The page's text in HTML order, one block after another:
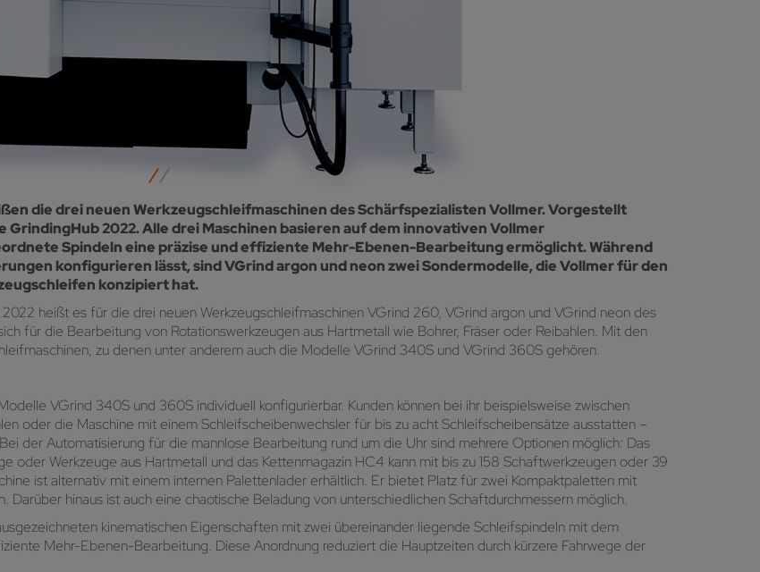
die drei neuen Werkzeugschleifmaschinen des Schärfspezialisten Vollmer. Vorgestellt
2022. Alle drei Maschinen basieren auf dem innovativen Vollmer
Spindeln eine präzise und effiziente Mehr-Ebenen-Bearbeitung ermöglicht. Während
konfigurieren lässt, sind VGrind argon und neon zwei Sondermodelle, die Vollmer für den
konzipiert hat.
heißt es für die drei neuen Werkzeugschleifmaschinen VGrind 260, VGrind argon und VGrind neon des
für die Bearbeitung von Rotationswerkzeugen aus Hartmetall wie Bohrer, Fräser oder Reibahlen. Mit den
zu denen unter anderem auch die Modelle VGrind 340S und VGrind 360S gehören.
VGrind 340S und 360S individuell konfigurierbar. Kunden können bei ihr beispielsweise zwischen
oder die Maschine mit einem Schleifscheibenwechsler für bis zu acht Schleifscheibensätze ausstatten –
der Automatisierung für die mannlose Bearbeitung rund um die Uhr sind mehrere Optionen möglich: Das
oder Werkzeuge aus Hartmetall und das Kettenmagazin HC4 kann mit bis zu 158 Schaftwerkzeugen oder 39
ist alternativ mit einem internen Palettenlader erhältlich. Er bietet Platz für zwei Kompaktpaletten mit
Darüber hinaus ist auch eine chaotische Beladung von unterschiedlichen Schaftdurchmessern möglich.
kinematischen Eigenschaften mit zwei übereinander liegende Schleifspindeln mit dem
Mehr-Ebenen-Bearbeitung. Diese Anordnung reduziert die Hauptzeiten durch kürzere Fahrwege der